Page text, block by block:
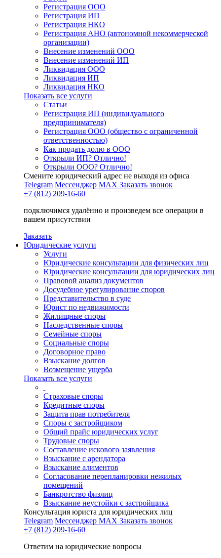
Регистрация ООО
Регистрация ИП
Регистрация НКО
Регистрация АНО (автономной некоммерческой
организации)
Внесение изменений ООО
Внесение изменений ИП
Ликвидация ООО
Ликвидация ИП
Ликвидация НКО
Показать все услуги
Статьи
Регистрация ИП (индивидуального
предпринимателя)
Регистрация ООО (общество с ограниченной
ответственностью)
Как продать долю в ООО
Открыли ИП? Отлично!
Открыли ООО? Отлично!
Смените юридический адрес не выходя из офиса
Telegram Мессенджер MAX Заказать звонок
+7 (812) 209-16-60
подключимся удалённо и произведем все операции в
вашем присутствии
Заказать
Юридические услуги
Услуги
Юридические консультации для физических лиц
Юридические консультации для юридических лиц
Правовой анализ документов
Досудебное урегулирование споров
Представительство в суде
Юрист по недвижимости
Жилищные споры
Наследственные споры
Семейные споры
Социальные споры
Договорное право
Взыскание долгов
Возмещение ущерба
Показать все услуги
Страховые споры
Кредитные споры
Защита прав потребителя
Споры с застройщиком
Общий прайс юридических услуг
Трудовые споры
Составление искового заявления
Взыскание с арендатора
Взыскание алиментов
Cогласование перепланировки нежилых
помещений
Банкротство физлиц
Взыскание неустойки с застройщика
Консультация юриста для юридических лиц
Telegram Мессенджер MAX Заказать звонок
+7 (812) 209-16-60
Ответим на юридические вопросы